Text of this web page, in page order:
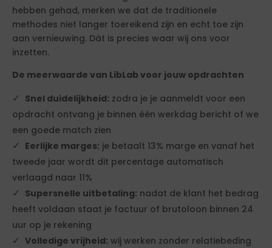
hebben gehad, merken we dat de traditionele
methodes niet langer toereikend zijn en echt toe zijn
aan vernieuwing. Dát is precies waar wij ons voor
inzetten.
De meerwaarde van LibLab voor jouw opdrachten
Snel duidelijkheid: zodra je je aanmeldt voor een
opdracht ontvang je binnen één werkdag bericht of we
een goede match zien
Eerlijke marges: je betaalt 13% marge en vanaf het
tweede jaar wordt dit percentage automatisch
verlaagd naar 11%
Supersnelle uitbetaling: nadat de klant het bedrag
heeft voldaan staat je factuur of brutoloon binnen 24
uur op je rekening
Volledige vrijheid: wij werken zonder relatiebeding